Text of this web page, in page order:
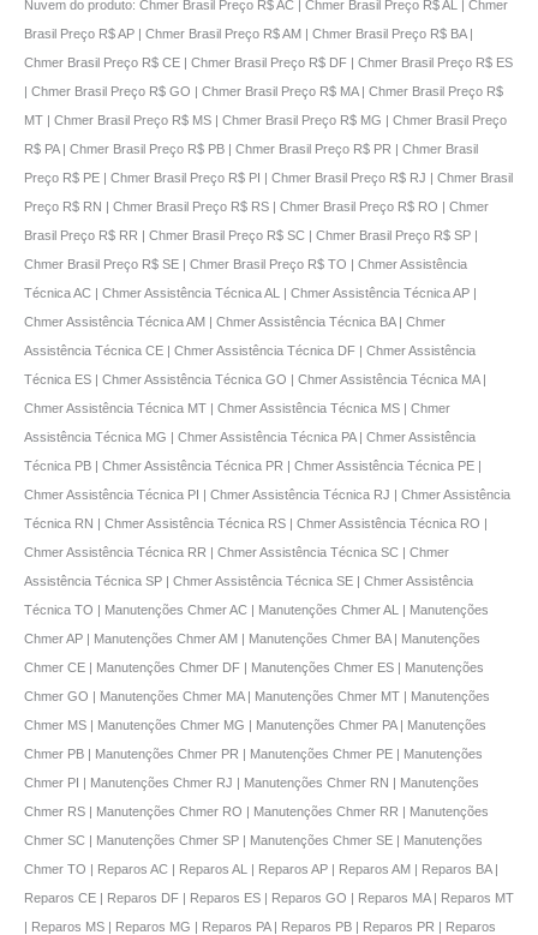
Nuvem do produto: Chmer Brasil Preço R$ AC | Chmer Brasil Preço R$ AL | Chmer
Brasil Preço R$ AP | Chmer Brasil Preço R$ AM | Chmer Brasil Preço R$ BA |
Chmer Brasil Preço R$ CE | Chmer Brasil Preço R$ DF | Chmer Brasil Preço R$ ES
| Chmer Brasil Preço R$ GO | Chmer Brasil Preço R$ MA | Chmer Brasil Preço R$
MT | Chmer Brasil Preço R$ MS | Chmer Brasil Preço R$ MG | Chmer Brasil Preço
R$ PA | Chmer Brasil Preço R$ PB | Chmer Brasil Preço R$ PR | Chmer Brasil
Preço R$ PE | Chmer Brasil Preço R$ PI | Chmer Brasil Preço R$ RJ | Chmer Brasil
Preço R$ RN | Chmer Brasil Preço R$ RS | Chmer Brasil Preço R$ RO | Chmer
Brasil Preço R$ RR | Chmer Brasil Preço R$ SC | Chmer Brasil Preço R$ SP |
Chmer Brasil Preço R$ SE | Chmer Brasil Preço R$ TO | Chmer Assistência
Técnica AC | Chmer Assistência Técnica AL | Chmer Assistência Técnica AP |
Chmer Assistência Técnica AM | Chmer Assistência Técnica BA | Chmer
Assistência Técnica CE | Chmer Assistência Técnica DF | Chmer Assistência
Técnica ES | Chmer Assistência Técnica GO | Chmer Assistência Técnica MA |
Chmer Assistência Técnica MT | Chmer Assistência Técnica MS | Chmer
Assistência Técnica MG | Chmer Assistência Técnica PA | Chmer Assistência
Técnica PB | Chmer Assistência Técnica PR | Chmer Assistência Técnica PE |
Chmer Assistência Técnica PI | Chmer Assistência Técnica RJ | Chmer Assistência
Técnica RN | Chmer Assistência Técnica RS | Chmer Assistência Técnica RO |
Chmer Assistência Técnica RR | Chmer Assistência Técnica SC | Chmer
Assistência Técnica SP | Chmer Assistência Técnica SE | Chmer Assistência
Técnica TO | Manutenções Chmer AC | Manutenções Chmer AL | Manutenções
Chmer AP | Manutenções Chmer AM | Manutenções Chmer BA | Manutenções
Chmer CE | Manutenções Chmer DF | Manutenções Chmer ES | Manutenções
Chmer GO | Manutenções Chmer MA | Manutenções Chmer MT | Manutenções
Chmer MS | Manutenções Chmer MG | Manutenções Chmer PA | Manutenções
Chmer PB | Manutenções Chmer PR | Manutenções Chmer PE | Manutenções
Chmer PI | Manutenções Chmer RJ | Manutenções Chmer RN | Manutenções
Chmer RS | Manutenções Chmer RO | Manutenções Chmer RR | Manutenções
Chmer SC | Manutenções Chmer SP | Manutenções Chmer SE | Manutenções
Chmer TO | Reparos AC | Reparos AL | Reparos AP | Reparos AM | Reparos BA |
Reparos CE | Reparos DF | Reparos ES | Reparos GO | Reparos MA | Reparos MT
| Reparos MS | Reparos MG | Reparos PA | Reparos PB | Reparos PR | Reparos